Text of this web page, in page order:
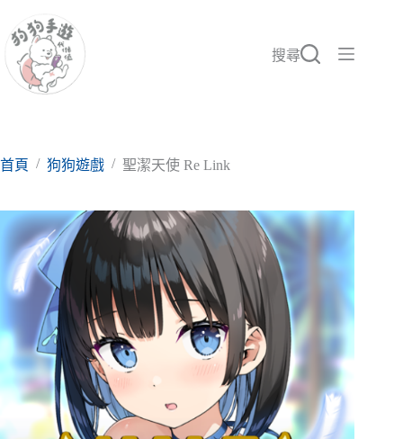
至
要
搜尋
首頁 / 狗狗遊戲 / 聖潔天使 Re Link